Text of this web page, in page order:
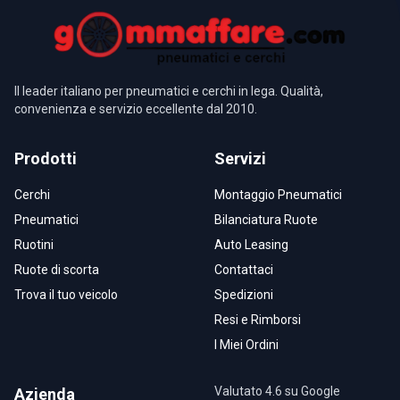
Il leader italiano per pneumatici e cerchi in lega. Qualità,
convenienza e servizio eccellente dal 2010.
Prodotti
Cerchi
Pneumatici
Ruotini
Ruote di scorta
Trova il tuo veicolo
Servizi
Montaggio Pneumatici
Bilanciatura Ruote
Auto Leasing
Contattaci
Spedizioni
Resi e Rimborsi
I Miei Ordini
Azienda Valutato 4.6 su Google